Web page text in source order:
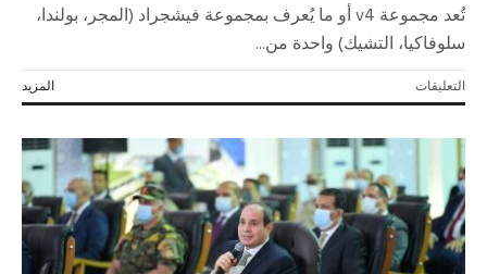
تُعد مجموعة v4 أو ما يُعرف بمجموعة فيشجراد (المجر، بولندا،
سلوفاكيا، التشيك) واحدة من...
المزيد التعليقاتعلى
«مجموعة
المشاركة
المصرية
مغلقة